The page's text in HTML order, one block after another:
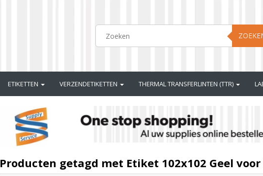
ETIKETTEN VERZENDETIKETTEN THERMAL TRANSFERLINTEN (TTR)
Producten getagd met Etiket 102x102 Geel voor